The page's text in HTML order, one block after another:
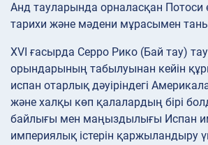
Анд тауларында орналасқан Потоси
тарихи және мәдени мұрасымен
XVI ғасырда Серро Рико (Бай тау)
орындарының табылуынан кейін
испан отарлық дәуіріндегі
және халқы көп қалалардың бірі
байлығы мен маңыздылығы Испан
империялық істерін қаржыландыру